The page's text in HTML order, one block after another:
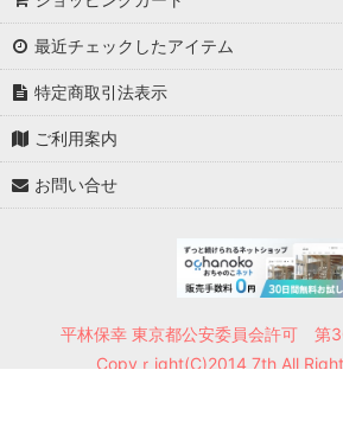
最近チェックしたアイテム
特定商取引法表示
ご利用案内
お問い合せ
平林保幸 東京都公安委員会許可 第
Copyｒight(C)2014 7th All